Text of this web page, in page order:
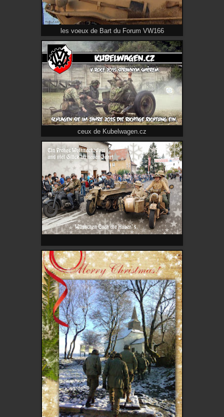
les voeux de Bart du Forum VW166
ceux de Kubelwagen.cz